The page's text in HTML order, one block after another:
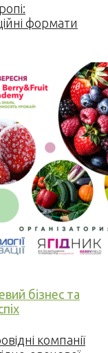
формати
бізнес та
компанії